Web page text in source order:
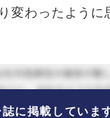
変わったよう
に掲載していま